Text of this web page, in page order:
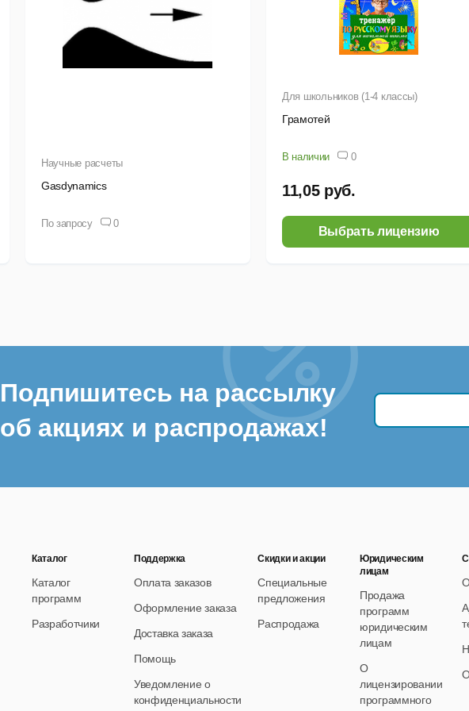
встроенный макроязык на основеVisual Basic, встроенную базу
Научные расчеты
Gasdynamics
По запросу 0
Для школьников (1-4 классы)
Грамотей
В наличии 0
11,05 руб.
Выбрать лицензию
Подпишитесь на рассылку
об акциях и распродажах!
Каталог
Каталог
программ
Разработчики
Поддержка
Оплата заказов
Оформление заказа
Доставка заказа
Помощь
Уведомление о
конфиденциальности
Скидки и акции
Специальные
предложения
Распродажа
Юридическим
лицам
Продажа
программ
юридическим
лицам
О
лицензировании
программного